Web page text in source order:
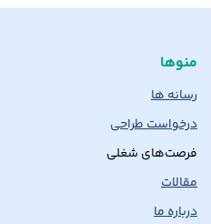
منوها
رسانه ها
درخواست طراحی
فرصت‌های شغلی
مقالات
درباره ما